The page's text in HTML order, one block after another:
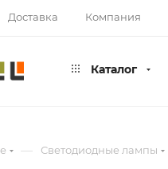
Доставка Компания
Каталог
— Светодиодные лампы